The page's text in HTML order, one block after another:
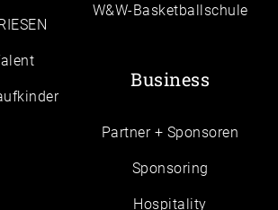
W&W-Basketballschule
Business
Partner + Sponsoren
Sponsoring
Hospitality